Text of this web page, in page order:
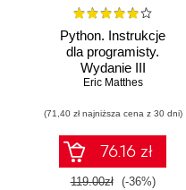
Python. Instrukcje
dla programisty.
Wydanie III
Eric Matthes
(71,40 zł najniższa cena z 30 dni)
76.16 zł
119.00zł (-36%)